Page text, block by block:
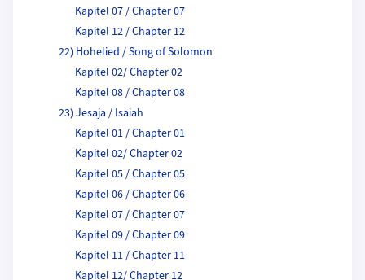
Kapitel 07 / Chapter 07
Kapitel 12 / Chapter 12
22) Hohelied / Song of Solomon
Kapitel 02/ Chapter 02
Kapitel 08 / Chapter 08
23) Jesaja / Isaiah
Kapitel 01 / Chapter 01
Kapitel 02/ Chapter 02
Kapitel 05 / Chapter 05
Kapitel 06 / Chapter 06
Kapitel 07 / Chapter 07
Kapitel 09 / Chapter 09
Kapitel 11 / Chapter 11
Kapitel 12/ Chapter 12